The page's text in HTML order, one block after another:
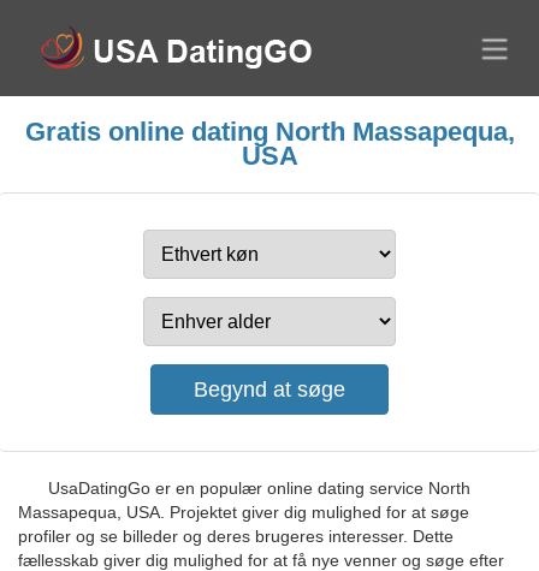
Gratis online dating North Massapequa,
USA
UsaDatingGo er en populær online dating service North
Massapequa, USA. Projektet giver dig mulighed for at søge
profiler og se billeder og deres brugeres interesser. Dette
fællesskab giver dig mulighed for at få nye venner og søge efter